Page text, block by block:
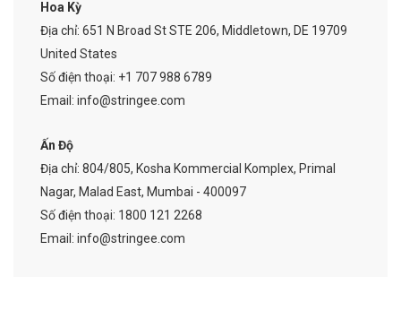
Hoa Kỳ
Địa chỉ: 651 N Broad St STE 206, Middletown, DE 19709
United States
Số điện thoại: +1 707 988 6789
Email: info@stringee.com
Ấn Độ
Địa chỉ: 804/805, Kosha Kommercial Komplex, Primal
Nagar, Malad East, Mumbai - 400097
Số điện thoại: 1800 121 2268
Email: info@stringee.com